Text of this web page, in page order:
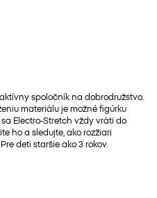
spoločník na dobrodružstvo.
materiálu je možné figúrku
Electro-Stretch vždy vráti do
ho a sledujte, ako rozžiari
deti staršie ako 3 rokov.